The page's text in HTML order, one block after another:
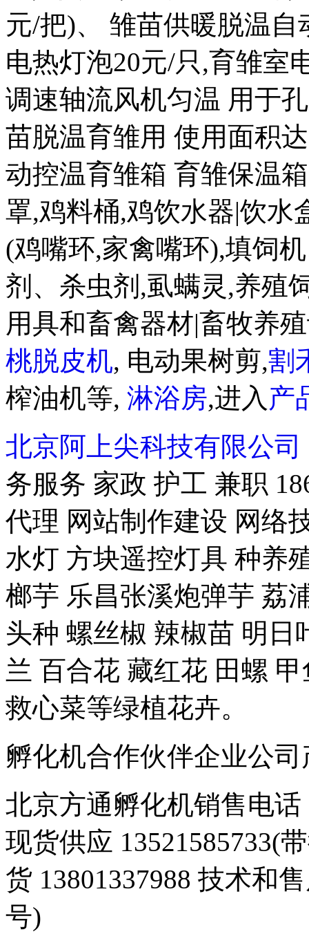
元/把)、 雏苗供暖脱温
电热灯泡20元/只,育雏室
调速轴流风机匀温 用于
苗脱温育雏用 使用面积
动控温育雏箱 育雏保温
罩,鸡料桶,鸡饮水器|饮水
(鸡嘴环,家禽嘴环),填饲
剂、杀虫剂,虱螨灵,养殖
用具和畜禽器材|畜牧养
桃脱皮机, 电动果树剪,割
榨油机等, 淋浴房,进入 产
北京阿上尖科技有限公司
务服务 家政 护工 兼职
代理 网站制作建设 网络
水灯 方块遥控灯具 种养
榔芋 乐昌张溪炮弹芋 荔
头种 螺丝椒 辣椒苗 明日
兰 百合花 藏红花 田螺
救心菜等绿植花卉。
孵化机合作伙伴企业公
北京方通孵化机销售电话
现货供应 13521585733(
货 13801337988 技术和
号)